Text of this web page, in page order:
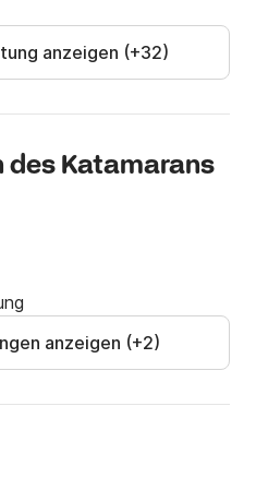
anzeigen (+32)
Katamarans
anzeigen (+2)